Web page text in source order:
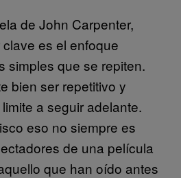
de John Carpenter,
es el enfoque
simples que se repiten.
bien ser repetitivo y
a seguir adelante.
eso no siempre es
de una película
que han oído antes